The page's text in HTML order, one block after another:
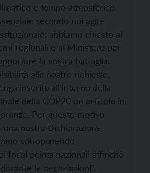
e tempo atmosferico.
secondo noi agire
abbiamo chiesto ai
regionali e al Ministero per
la nostra battaglia:
alle nostre richieste,
inserito all’interno della
della COP20 un articolo in
Per questo motivo
una nostra Dichiarazione
sottoponendo
focal points nazionali affinchè
le negoziazioni”.